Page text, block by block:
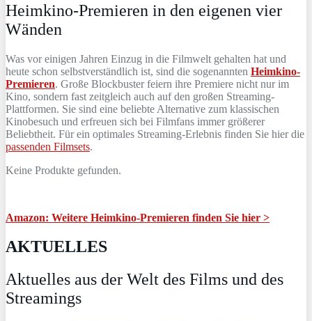
Heimkino-Premieren in den eigenen vier
Wänden
Was vor einigen Jahren Einzug in die Filmwelt gehalten hat und
heute schon selbstverständlich ist, sind die sogenannten Heimkino-
Premieren. Große Blockbuster feiern ihre Premiere nicht nur im
Kino, sondern fast zeitgleich auch auf den großen Streaming-
Plattformen. Sie sind eine beliebte Alternative zum klassischen
Kinobesuch und erfreuen sich bei Filmfans immer größerer
Beliebtheit. Für ein optimales Streaming-Erlebnis finden Sie hier die
passenden Filmsets.
Keine Produkte gefunden.
Amazon: Weitere Heimkino-Premieren finden Sie hier >
AKTUELLES
Aktuelles aus der Welt des Films und des
Streamings